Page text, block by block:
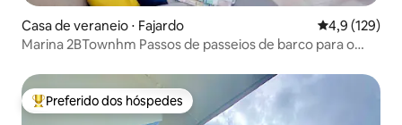
Casa de veraneio ⋅ Fajardo 4,9 de uma
4,9 (129)
Marina 2BTownhm Passos de passeios de barco para o
Entre os melhores preferidos dos hóspedes
Preferido dos hóspedes